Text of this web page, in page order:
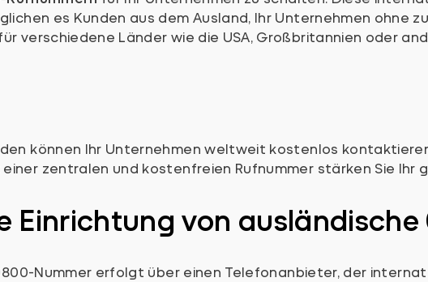
es Kunden aus dem Ausland, Ihr Unternehmen ohne
verschiedene Länder wie die USA, Großbritannien oder
können Ihr Unternehmen weltweit kostenlos
einer zentralen und kostenfreien Rufnummer stärken Sie Ihr
Einrichtung von
Nummer erfolgt über einen Telefonanbieter, der